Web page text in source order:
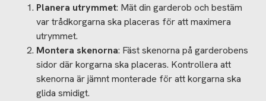
Planera utrymmet: Mät din garderob och bestäm
var trådkorgarna ska placeras för att maximera
utrymmet.
Montera skenorna: Fäst skenorna på garderobens
sidor där korgarna ska placeras. Kontrollera att
skenorna är jämnt monterade för att korgarna ska
glida smidigt.